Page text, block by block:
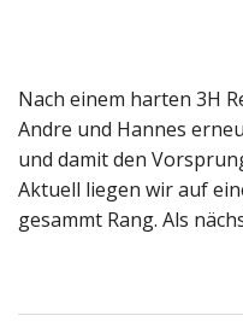
Nach einem harten 3H
Andre und Hannes
und damit den
Aktuell liegen wir auf
gesammt Rang. Als